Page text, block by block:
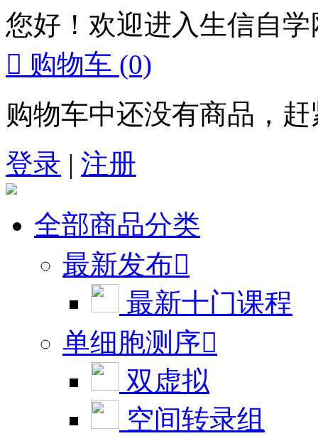
您好！欢迎进入生信自学
 购物车 (0)
购物车中还没有商品，
登录 | 注册
全部商品分类
最新发布
最新十门课程
单细胞测序
双虚拟
空间转录组